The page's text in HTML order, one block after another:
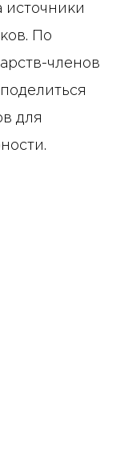
источники
По
членов
для